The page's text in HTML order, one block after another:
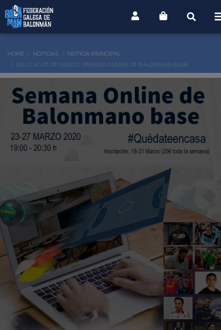
HOME NOTICIAS
NOTICIA PRINCIPAL
DO 23 AO 27 DE MARZO, SEMANA ONLINE DE BALONMÁN BASE